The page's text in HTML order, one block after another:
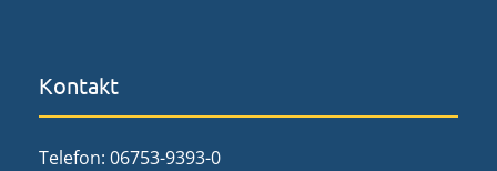
Kontakt
Telefon: 06753-9393-0